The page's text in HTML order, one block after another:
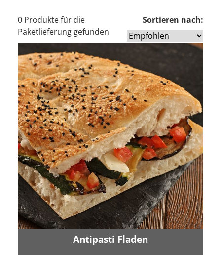
0 Produkte für die
Paketlieferung gefunden
Sortieren nach:
Antipasti Fladen